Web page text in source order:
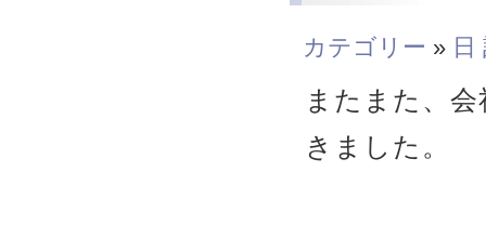
カテゴリー » 日
またまた、
きました。